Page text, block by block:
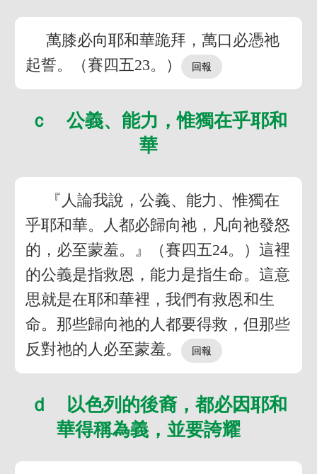
萬膝必向耶和華跪拜，萬口必憑祂
起誓。（賽四五23。）
ｃ 公義、能力，惟獨在乎耶和
華
『人論我說，公義、能力、惟獨在
乎耶和華。人都必歸向祂，凡向祂發怒
的，必至蒙羞。』（賽四五24。）這裡
的公義是指救恩，能力是指生命。這意
思就是在耶和華裡，我們有救恩和生
命。那些歸向祂的人都要得救，但那些
反對祂的人必至蒙羞。
ｄ 以色列的後裔，都必因耶和
華得稱為義，並要誇耀